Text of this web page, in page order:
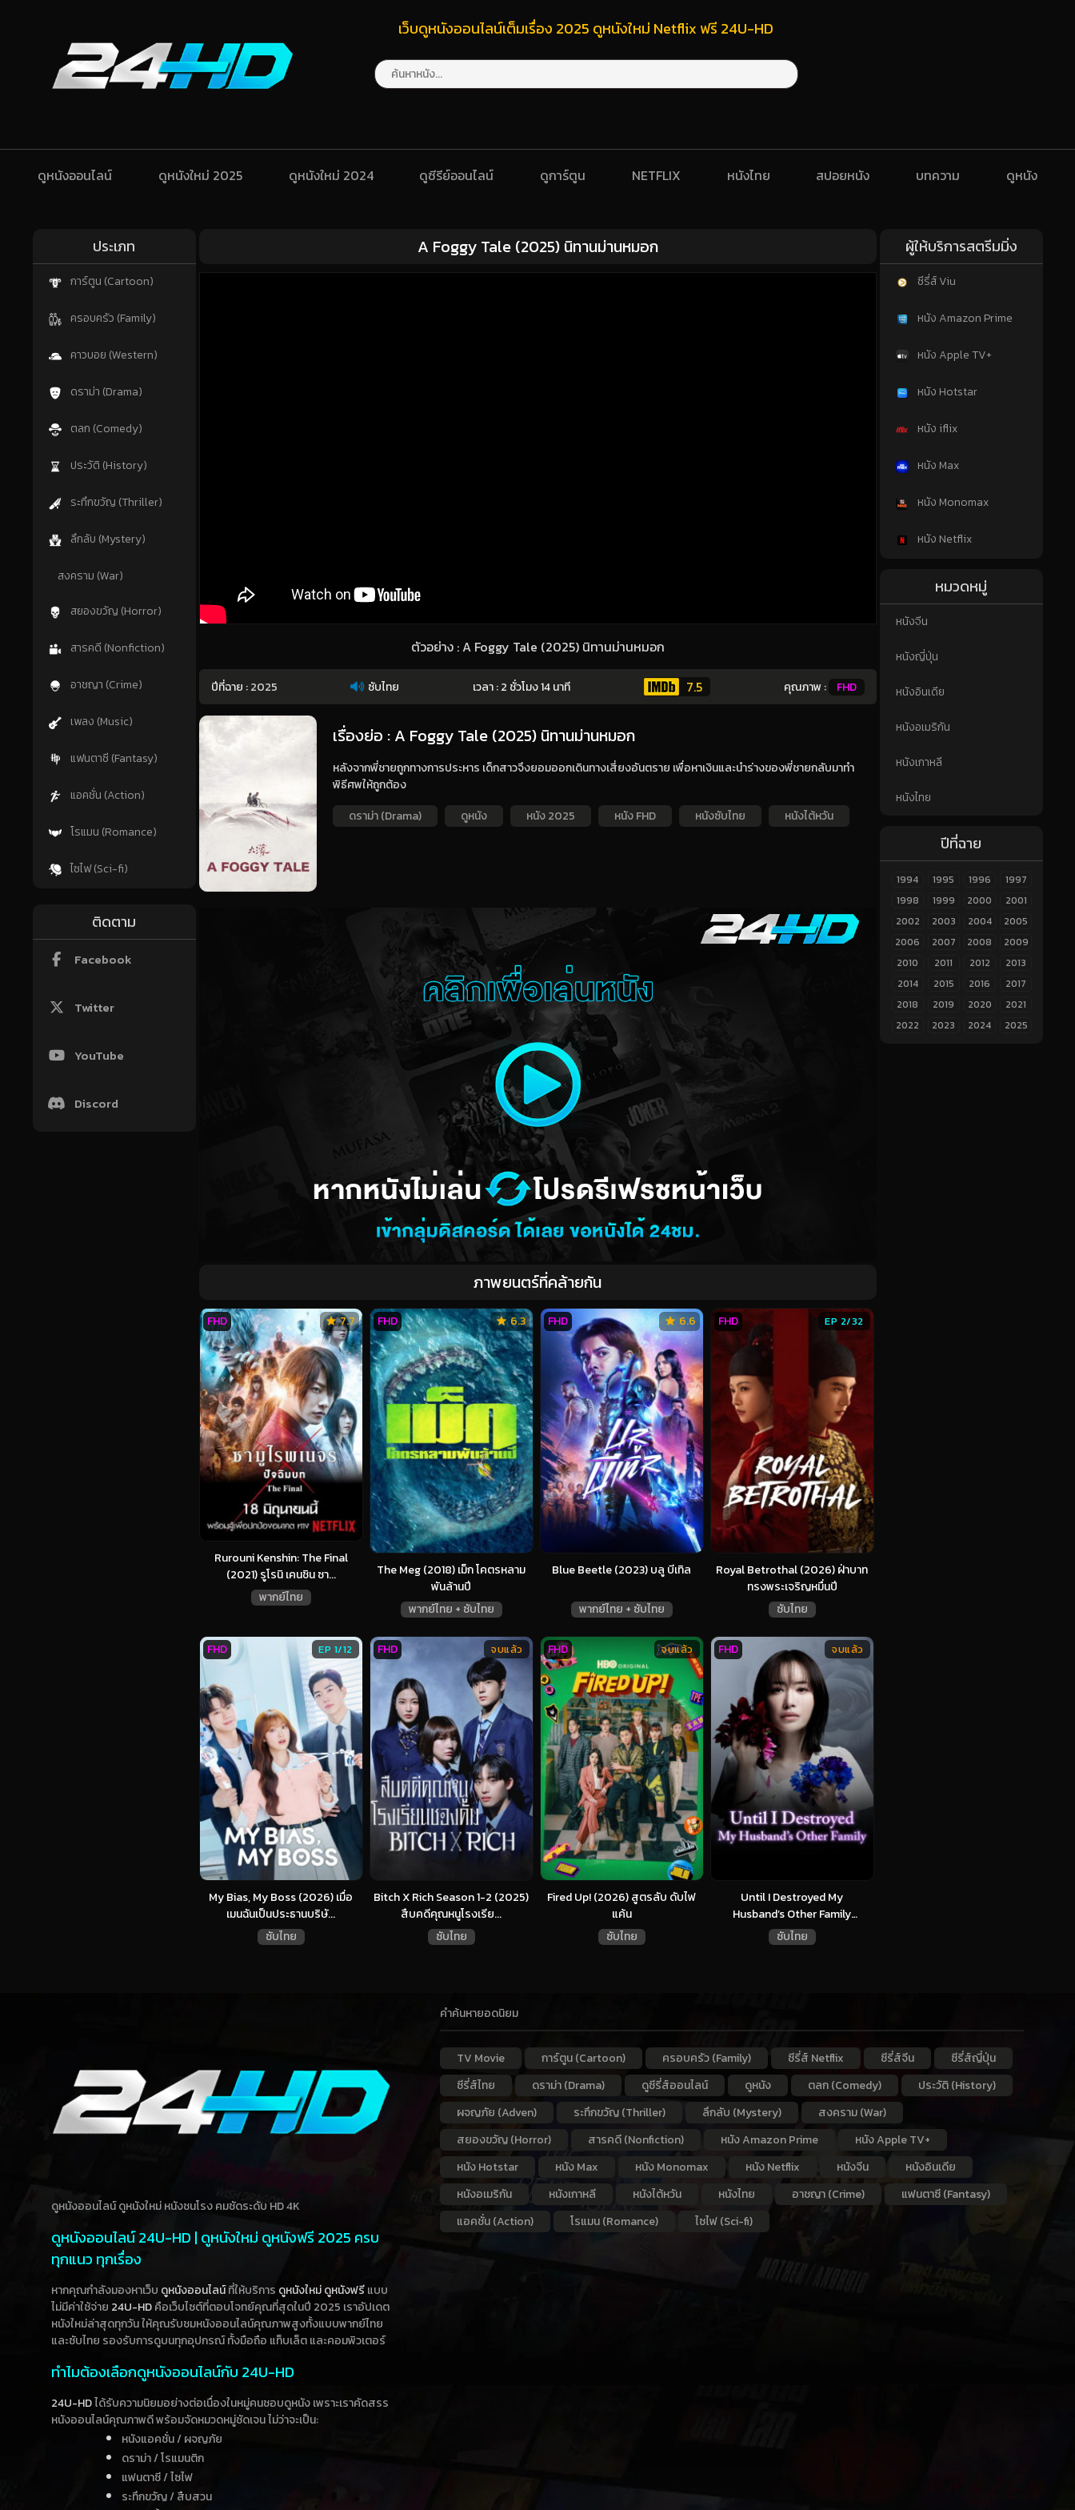
เว็บดูหนังออนไลน์เต็มเรื่อง 2025 ดูหนังใหม่ Netflix ฟรี 24U-HD
ดูหนังออนไลน์ ดูหนังใหม่ 2025 ดูหนังใหม่ 2024 ดูซีรีย์ออนไลน์ ดูการ์ตูน NETFLIX หนังไทย สปอยหนัง บทความ ดูหนัง
ประเภท
การ์ตูน (Cartoon)
ครอบครัว (Family)
คาวบอย (Western)
ดราม่า (Drama)
ตลก (Comedy)
ประวัติ (History)
ระทึกขวัญ (Thriller)
ลึกลับ (Mystery)
สงคราม (War)
สยองขวัญ (Horror)
สารคดี (Nonfiction)
อาชญา (Crime)
เพลง (Music)
แฟนตาซี (Fantasy)
แอคชั่น (Action)
โรแมน (Romance)
ไซไฟ (Sci-fi)
ติดตาม
Facebook
Twitter
YouTube
Discord
A Foggy Tale (2025) นิทานม่านหมอก
ตัวอย่าง : A Foggy Tale (2025) นิทานม่านหมอก
ปีที่ฉาย :2025 ซับไทย เวลา : 2 ชั่วโมง 14 นาที 7.5 คุณภาพ : FHD
เรื่องย่อ : A Foggy Tale (2025) นิทานม่านหมอก
หลังจากพี่ชายถูกทางการประหาร เด็กสาวจึงยอมออกเดินทางเสี่ยงอันตราย เพื่อหาเงินและนำร่างของพี่ชายกลับมาทำ
พิธีศพให้ถูกต้อง
ดราม่า (Drama)
ดูหนัง หนัง 2025 หนัง FHD หนังซับไทย หนังไต้หวัน
ภาพยนตร์ที่คล้ายกัน
Rurouni Kenshin: The Final
(2021) รูโรนิ เคนชิน ซา...
พากย์ไทย
7.7
FHD
The Meg (2018) เม็ก โคตรหลาม
พันล้านปี
พากย์ไทย + ซับไทย
6.3
FHD
Blue Beetle (2023) บลู บีเทิล
พากย์ไทย + ซับไทย
6.6
FHD
Royal Betrothal (2026) ฝ่าบาท
ทรงพระเจริญหมื่นปี
ซับไทย
EP 2/32
FHD
My Bias, My Boss (2026) เมื่อ
เมนฉันเป็นประธานบริษั...
ซับไทย
EP 1/12
FHD
Bitch X Rich Season 1-2 (2025)
สืบคดีคุณหนูโรงเรีย...
ซับไทย
จบแล้ว
FHD
Fired Up! (2026) สูตรลับ ดับไฟ
แค้น
ซับไทย
จบแล้ว
FHD
Until I Destroyed My
Husband’s Other Family
(2024)...
ซับไทย
จบแล้ว
FHD
ผู้ให้บริการสตรีมมิ่ง
ซีรี่ส์ Viu
หนัง Amazon Prime
หนัง Apple TV+
หนัง Hotstar
หนัง iflix
หนัง Max
หนัง Monomax
หนัง Netflix
หมวดหมู่
หนังจีน
หนังญี่ปุ่น
หนังอินเดีย
หนังอเมริกัน
หนังเกาหลี
หนังไทย
ปีที่ฉาย
1994 1995 1996
1997
1998
1999 2000
2001
2002
2003 2004
2005
2006
2007 2008
2009
2010
2011 2012
2013
2014
2015 2016
2017
2018
2019 2020
2021
2022
2023 2024 2025
ดูหนังออนไลน์ ดูหนังใหม่ หนังชนโรง คมชัดระดับ HD 4K
ดูหนังออนไลน์ 24U-HD | ดูหนังใหม่ ดูหนังฟรี 2025 ครบ
ทุกแนว ทุกเรื่อง
หากคุณกำลังมองหาเว็บ ดูหนังออนไลน์ที่ให้บริการ ดูหนังใหม่ดูหนังฟรีแบบ
ไม่มีค่าใช้จ่าย 24U-HDคือเว็บไซต์ที่ตอบโจทย์คุณที่สุดในปี 2025 เราอัปเดต
หนังใหม่ล่าสุดทุกวัน ให้คุณรับชมหนังออนไลน์คุณภาพสูงทั้งแบบพากย์ไทย
และซับไทย รองรับการดูบนทุกอุปกรณ์ ทั้งมือถือ แท็บเล็ต และคอมพิวเตอร์
ทำไมต้องเลือกดูหนังออนไลน์กับ 24U-HD
24U-HDได้รับความนิยมอย่างต่อเนื่องในหมู่คนชอบดูหนัง เพราะเราคัดสรร
หนังออนไลน์คุณภาพดี พร้อมจัดหมวดหมู่ชัดเจน ไม่ว่าจะเป็น:
หนังแอคชั่น / ผจญภัย
ดราม่า / โรแมนติก
แฟนตาซี / ไซไฟ
ระทึกขวัญ / สืบสวน
คำค้นหายอดนิยม
TV Movie การ์ตูน (Cartoon) ครอบครัว (Family) ซีรี่ส์ Netflix ซีรี่ส์จีน
ซีรี่ส์ญี่ปุ่น
ซีรี่ส์ไทย
ดราม่า (Drama) ดูซีรี่ส์ออนไลน์ ดูหนัง ตลก (Comedy)
ประวัติ (History)
ผจญภัย (Adven)
ระทึกขวัญ (Thriller) ลึกลับ (Mystery)
สงคราม (War)
สยองขวัญ (Horror)
สารคดี (Nonfiction) หนัง Amazon Prime
หนัง Apple TV+
หนัง Hotstar
หนัง Max หนัง Monomax หนัง Netflix หนังจีน
หนังอินเดีย
หนังอเมริกัน
หนังเกาหลี หนังไต้หวัน หนังไทย อาชญา (Crime)
แฟนตาซี (Fantasy)
แอคชั่น (Action)
โรแมน (Romance) ไซไฟ (Sci-fi)